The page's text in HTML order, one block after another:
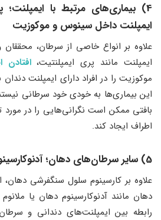
4) بیماری‌های مرتبط با ایمپلنت؛
ایمپلنت داخل سینوس و موکوزیت
علاوه بر انواع خاصی از سرطان،
ایمپلنت مانند پری ایمپلنتیت،
موکوزیت را در افراد دارای ایمپلنت
این بیماری‌ها به خودی خود سرطانی
بافتی ممکن است نگرانی‌هایی را در
اطراف ایجاد کند.
5) سایر سرطان‌های دهان؛ آدنوکارسینوم دهان یا ملانوم دهان
علاوه بر کارسینوم سلول سنگفرشی
دهان مانند آدنوکارسینوم دهان یا
رابطه بین ایمپلنت‌های دندانی و